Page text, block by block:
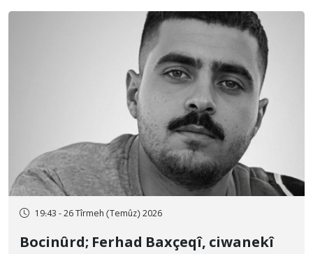
19:43 - 26 Tîrmeh (Temûz) 2026
Bocinûrd; Ferhad Baxçeqî, ciwanekî